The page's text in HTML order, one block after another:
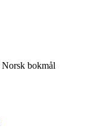
Norsk bokmål